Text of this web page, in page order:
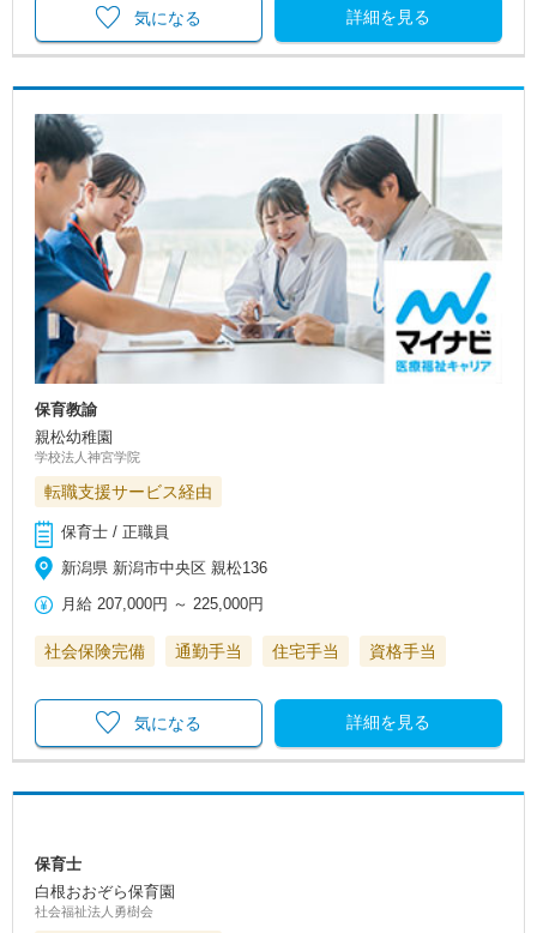
詳細を見る
気になる
保育教諭
親松幼稚園
学校法人神宮学院
転職支援サービス経由
保育士 / 正職員
新潟県 新潟市中央区 親松136
月給 207,000円 ～ 225,000円
社会保険完備 通勤手当 住宅手当 資格手当
詳細を見る
気になる
保育士
白根おおぞら保育園
社会福祉法人勇樹会